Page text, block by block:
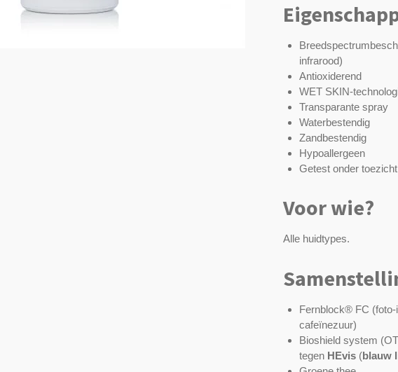
infrarood)
Antioxiderend
WET SKIN-
Transparante spray
Waterbestendig
Zandbestendig
Hypoallergeen
Getest onder
Voor wie?
Alle huidtypes.
Fernblock® FC
cafeïnezuur)
Bioshield system
tegen HEvis (blauw